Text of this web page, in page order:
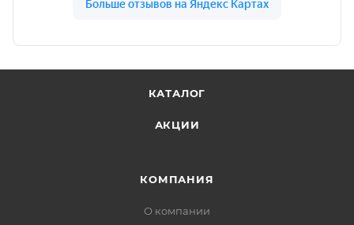
КАТАЛОГ
АКЦИИ
КОМПАНИЯ
О компании